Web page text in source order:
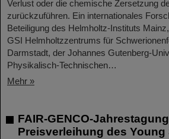
Verlust oder die chemische Zersetzung
zurückzuführen. Ein internationales
Beteiligung des Helmholtz-Instituts
GSI Helmholtzzentrums für
Darmstadt, der Johannes Gutenberg-
Physikalisch-Technischen…
Mehr »
FAIR-GENCO-
Preisverleihung des Young